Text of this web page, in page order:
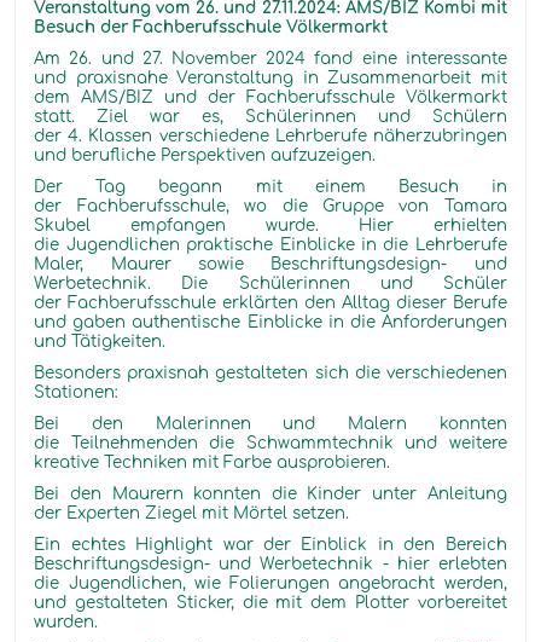
Veranstaltung vom 26. und 27.11.2024: AMS/BIZ Kombi mit
Besuch der Fachberufsschule Völkermarkt
Am 26. und 27. November 2024 fand eine interessante
und praxisnahe Veranstaltung in Zusammenarbeit mit
dem AMS/BIZ und der Fachberufsschule Völkermarkt
statt. Ziel war es, Schülerinnen und Schülern
der 4. Klassen verschiedene Lehrberufe näherzubringen
und berufliche Perspektiven aufzuzeigen.
Der Tag begann mit einem Besuch in
der Fachberufsschule, wo die Gruppe von Tamara
Skubel empfangen wurde. Hier erhielten
die Jugendlichen praktische Einblicke in die Lehrberufe
Maler, Maurer sowie Beschriftungsdesign- und
Werbetechnik. Die Schülerinnen und Schüler
der Fachberufsschule erklärten den Alltag dieser Berufe
und gaben authentische Einblicke in die Anforderungen
und Tätigkeiten.
Besonders praxisnah gestalteten sich die verschiedenen
Stationen:
Bei den Malerinnen und Malern konnten
die Teilnehmenden die Schwammtechnik und weitere
kreative Techniken mit Farbe ausprobieren.
Bei den Maurern konnten die Kinder unter Anleitung
der Experten Ziegel mit Mörtel setzen.
Ein echtes Highlight war der Einblick in den Bereich
Beschriftungsdesign- und Werbetechnik - hier erlebten
die Jugendlichen, wie Folierungen angebracht werden,
und gestalteten Sticker, die mit dem Plotter vorbereitet
wurden.